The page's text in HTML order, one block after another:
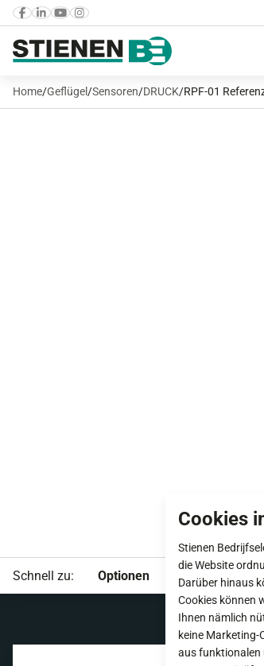
Home/Geflügel /Sensoren/DRUCK/RPF-01
Schnell zu: Optionen
Cookies
Stienen
die Website
Darüber hinaus
Cookies können
Ihnen nämlich
keine Marketing-
aus funktionalen